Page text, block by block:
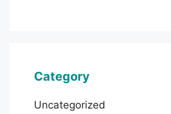
Category
Uncategorized